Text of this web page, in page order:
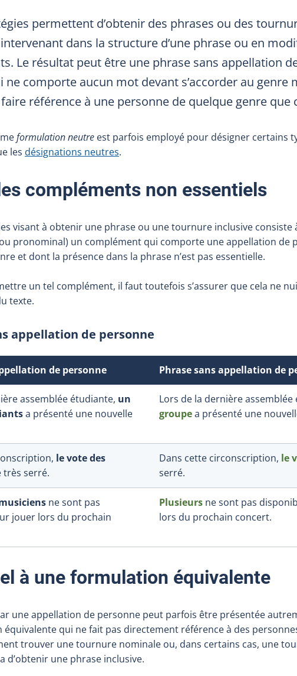
permettent d’obtenir des phrases ou des
dans la structure d’une phrase ou en
Le résultat peut être une phrase sans appellation
ne comporte aucun mot devant s’accorder au genre
référence à une personne de quelque genre que
formulation neutre est parfois employé pour désigner certains
les désignations neutres.
compléments non essentiels
visant à obtenir une phrase ou une tournure inclusive consiste
pronominal) un complément qui comporte une appellation de
et dont la présence dans la phrase n’est pas essentielle.
un tel complément, il faut toutefois s’assurer que cela ne
texte.
appellation de personne
de personne Phrase sans appellation de
assemblée étudiante, un
a présenté une nouvelle
Lors de la dernière assemblée
groupea présenté une
le vote des
très serré.
Dans cette circonscription, le
serré.
ne sont pas
jouer lors du prochain
Plusieurs ne sont pas
lors du prochain concert.
à une formulation équivalente
une appellation de personne peut parfois être présentée
équivalente qui ne fait pas directement référence à des
trouver une tournure nominale ou, dans certains cas, une
d’obtenir une phrase inclusive.